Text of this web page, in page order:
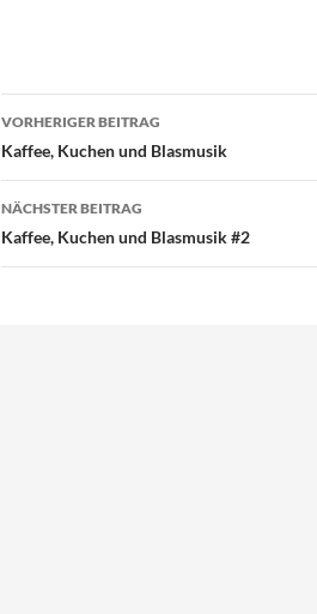
Beitragsnavigation
VORHERIGER BEITRAG
Kaffee, Kuchen und Blasmusik
NÄCHSTER BEITRAG
Kaffee, Kuchen und Blasmusik #2